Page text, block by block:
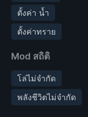
ตั้งค่า น้ำ
ตั้งค่าทราย
Mod สถิติ
โล่ไม่จำกัด
พลังชีวิตไม่จำกัด